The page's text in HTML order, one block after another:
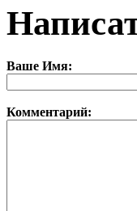
Ваше Имя:
Комментарий: